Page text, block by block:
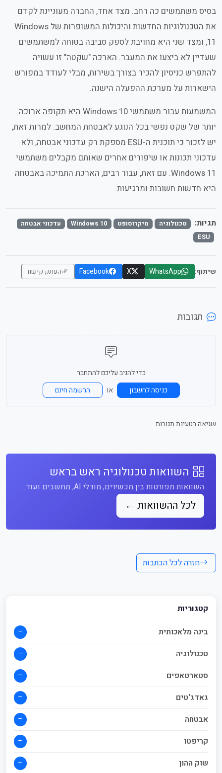
בסיס משתמשים כה רחב. מצד אחד, החברה מעוניינת לקדם
את הטכנולוגיות החדשות והיכולות המשופרות של Windows
11, ומצד שני היא מחויבת לספק סביבה בטוחה למשתמשים
שעדיין לא ביצעו את המעבר. הארכה "שקטה" זו עשויה
להתפרש כניסיון להכיר בצורך בשירות, מבלי לעודד במפורש
הישארות על מערכת ההפעלה הישנה.
המשמעות עבור משתמשי Windows 10 היא תקופה ארוכה
יותר של שקט נפשי בכל הנוגע לאבטחת המחשב. למרות זאת,
יש לזכור כי תוכנית ה-ESU מספקת רק עדכוני אבטחה, ולא
עדכוני תכונות או שיפורים אחרים שאותם מקבלים משתמשי
Windows 11. עם זאת, עבור רבים, הארכת התמיכה באבטחה
היא חדשות חשובות ומרגיעות.
תגיות: טכנולוגיה מיקרוסופט Windows 10
עדכוני אבטחה
ESU
שיתוף: WhatsApp
X
Facebook העתק קישור
תגובות
כדי להגיב עליכם להתחבר
כניסה לחשבון
או הרשמה חינם
שגיאה בטעינת תגובות.
השוואות טכנולוגיה ראש בראש
השוואות מפורטות בין מכשירים, מודלי AI, מחשבים ועוד.
לכל ההשוואות ←
חזרה לכל הכתבות
קטגוריות
בינה מלאכותית
→
טכנולוגיה →
סטארטאפים →
גאדג'טים →
אבטחה →
קריפטו →
שוק ההון →